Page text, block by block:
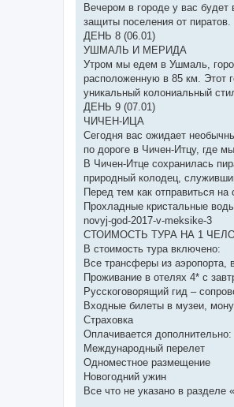
Вечером в городе у вас
защиты поселения от пиратов.
ДЕНЬ 8 (06.01)
УШМАЛЬ И МЕРИДА
Утром мы едем в Ушмаль,
расположенную в 85 км. Этот
уникальный колониальный
ДЕНЬ 9 (07.01)
ЧИЧЕН-ИЦА
Сегодня вас ожидает
по дороге в Чичен-Итцу, где
В Чичен-Итце сохранилась
природный колодец,
Перед тем как отправиться
Прохладные кристальные
novyj-god-2017-v-meksike-3
СТОИМОСТЬ ТУРА НА 1
В стоимость тура включено:
Все трансферы из аэропорта,
Проживание в отелях 4* с
Русскоговорящий гид –
Входные билеты в музеи,
Страховка
Оплачивается дополнительно:
Международный перелет
Одноместное размещение
Новогодний ужин
Все что не указано в разделе